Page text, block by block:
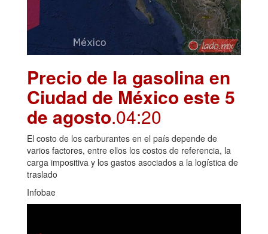
Precio de la gasolina en
Ciudad de México este 5
de agosto.04:20
El costo de los carburantes en el país depende de
varios factores, entre ellos los costos de referencia, la
carga impositiva y los gastos asociados a la logística de
traslado
Infobae